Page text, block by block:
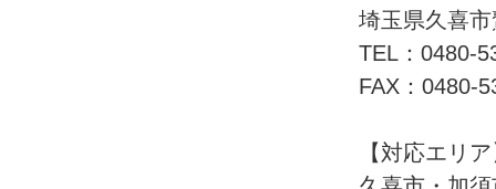
埼玉県久喜
TEL：0480-
FAX：0480-
【対応エリ